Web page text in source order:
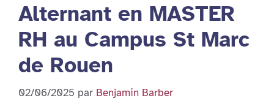
Alternant en MASTER
RH au Campus St Marc
de Rouen
02/06/2025 par Benjamin Barber